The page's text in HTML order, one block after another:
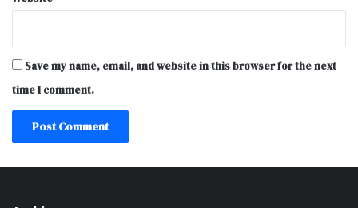
Save my name, email, and website in this browser for the next
time I comment.